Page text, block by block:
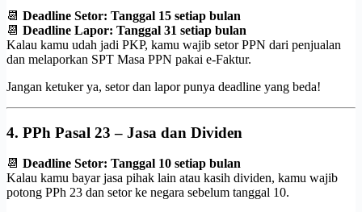
📆 Deadline Setor: Tanggal 15 setiap bulan
📆 Deadline Lapor: Tanggal 31 setiap bulan
Kalau kamu udah jadi PKP, kamu wajib setor PPN dari penjualan
dan melaporkan SPT Masa PPN pakai e-Faktur.
Jangan ketuker ya, setor dan lapor punya deadline yang beda!
4. PPh Pasal 23 – Jasa dan Dividen
📆 Deadline Setor: Tanggal 10 setiap bulan
Kalau kamu bayar jasa pihak lain atau kasih dividen, kamu wajib
potong PPh 23 dan setor ke negara sebelum tanggal 10.